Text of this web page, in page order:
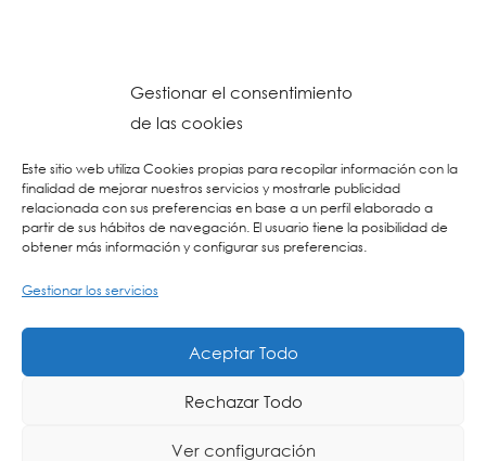
Gestionar el consentimiento
de las cookies
Este sitio web utiliza Cookies propias para recopilar información con la
finalidad de mejorar nuestros servicios y mostrarle publicidad
relacionada con sus preferencias en base a un perfil elaborado a
partir de sus hábitos de navegación. El usuario tiene la posibilidad de
obtener más información y configurar sus preferencias.
Gestionar los servicios
Aceptar Todo
Rechazar Todo
Ver configuración
Aviso Legal-Buzón Ético
La Consulta Creativa